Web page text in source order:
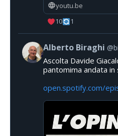
youtu.be
10
1
Alberto Biraghi
Ascolta Davide
pantomima andata in
open.spotify.com/